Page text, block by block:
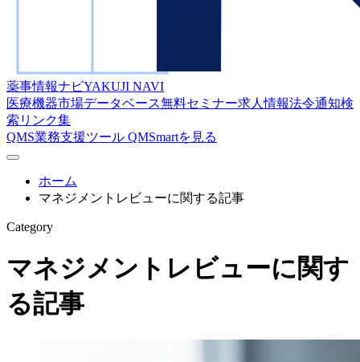
薬事情報ナビYAKUJI NAVI
医療機器市場データベース無料セミナー求人情報法令通知検
索 リンク集
QMS業務支援ツール QMSmartを見る
ホーム
マネジメントレビューに関する記事
Category
マネジメントレビューに関す
る記事